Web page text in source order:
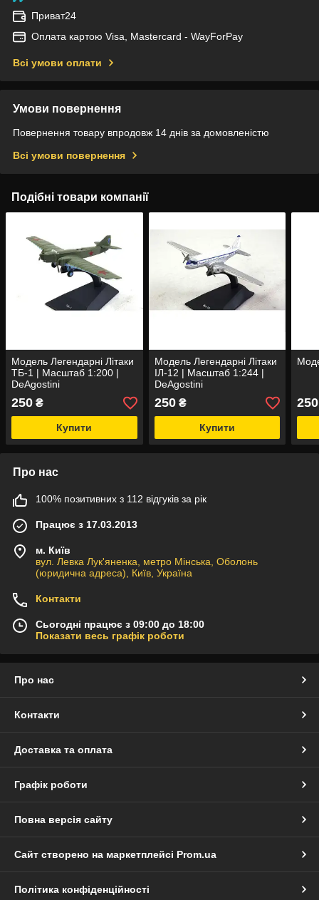
Приват24
Оплата картою Visa, Mastercard - WayForPay
Всі умови оплати
Умови повернення
Повернення товару впродовж 14 днів за домовленістю
Всі умови повернення
Подібні товари компанії
Модель Легендарні Літаки
ТБ-1 | Масштаб 1:200 |
DeAgostini
250 ₴
Купити
Модель Легендарні Літаки
ІЛ-12 | Масштаб 1:244 |
DeAgostini
250₴
Купити
250
Про нас
100% позитивних з 112 відгуків за рік
Працює з 17.03.2013
м. Київ
вул. Левка Лук'яненка, метро Мінська, Оболонь
(юридична адреса), Київ, Україна
Контакти
Сьогодні працює з 09:00 до 18:00
Показати весь графік роботи
Про нас
Контакти
Доставка та оплата
Графік роботи
Повна версія сайту
Сайт створено на маркетплейсі Prom.ua
Політика конфіденційності